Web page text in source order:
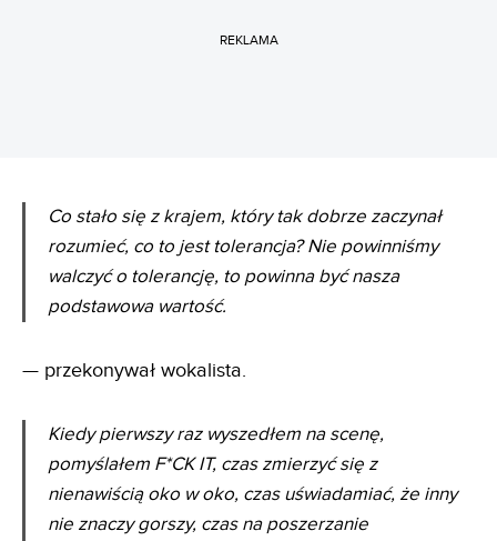
REKLAMA
Co stało się z krajem, który tak dobrze zaczynał
rozumieć, co to jest tolerancja? Nie powinniśmy
walczyć o tolerancję, to powinna być nasza
podstawowa wartość.
— przekonywał wokalista.
Kiedy pierwszy raz wyszedłem na scenę,
pomyślałem F*CK IT, czas zmierzyć się z
nienawiścią oko w oko, czas uświadamiać, że inny
nie znaczy gorszy, czas na poszerzanie